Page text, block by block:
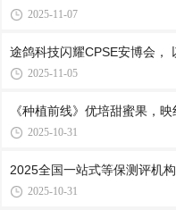
2025-11-07
途鸽科技闪耀CPSE安博会，
2025-11-05
《种植前线》优培甜蜜果，
2025-10-31
2025全国一站式等保测评机
2025-10-31